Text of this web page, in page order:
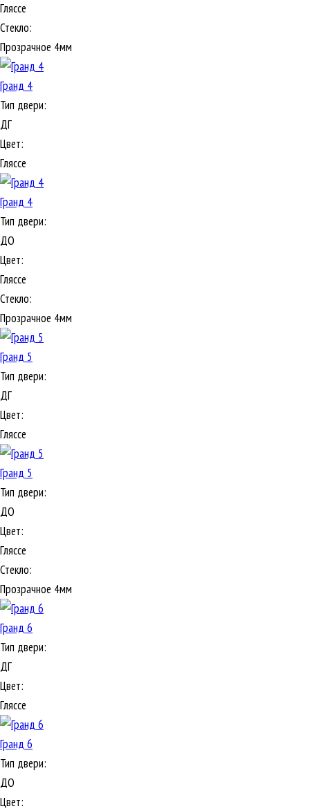
Гляссе
Стекло:
Прозрачное 4мм
Гранд 4
Тип двери:
ДГ
Цвет:
Гляссе
Гранд 4
Тип двери:
ДО
Цвет:
Гляссе
Стекло:
Прозрачное 4мм
Гранд 5
Тип двери:
ДГ
Цвет:
Гляссе
Гранд 5
Тип двери:
ДО
Цвет:
Гляссе
Стекло:
Прозрачное 4мм
Гранд 6
Тип двери:
ДГ
Цвет:
Гляссе
Гранд 6
Тип двери:
ДО
Цвет: